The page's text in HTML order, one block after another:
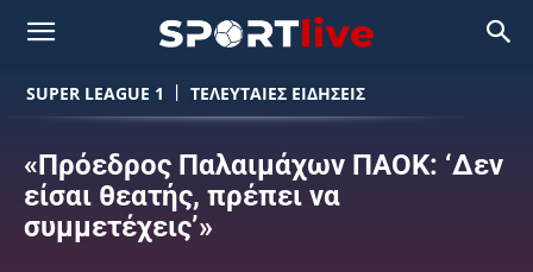
SUPER LEAGUE 1 ΤΕΛΕΥΤΑΙΕΣ ΕΙΔΗΣΕΙΣ
«Πρόεδρος Παλαιμάχων ΠΑΟΚ: ‘Δεν
είσαι θεατής, πρέπει να
συμμετέχεις’»